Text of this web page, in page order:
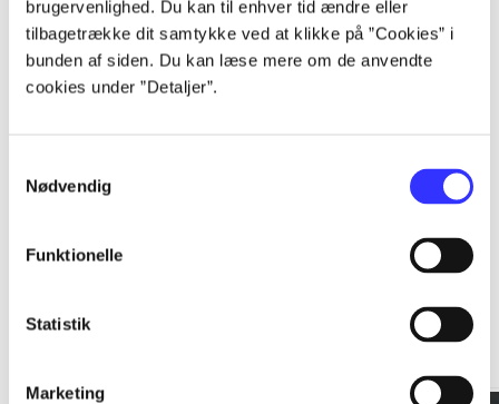
brugervenlighed. Du kan til enhver tid ændre eller
tilbagetrække dit samtykke ved at klikke på ”Cookies” i
bunden af siden. Du kan læse mere om de anvendte
cookies under ”Detaljer”.
Nødvendig
Funktionelle
Statistik
Marketing
...